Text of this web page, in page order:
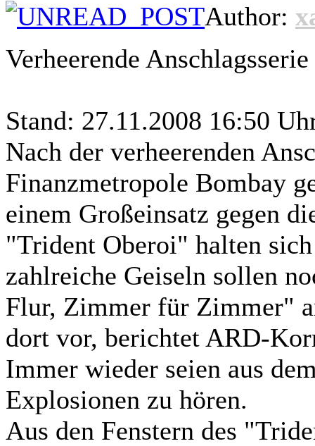
Author:
Verheerende
Stand: 27.11.2008 16:50
Nach der verheerenden
Finanzmetropole Bombay
einem Großeinsatz gegen
"Trident Oberoi" halten
zahlreiche Geiseln sollen
Flur, Zimmer für Zimmer"
dort vor, berichtet ARD-
Immer wieder seien aus
Explosionen zu hören.
Aus den Fenstern des